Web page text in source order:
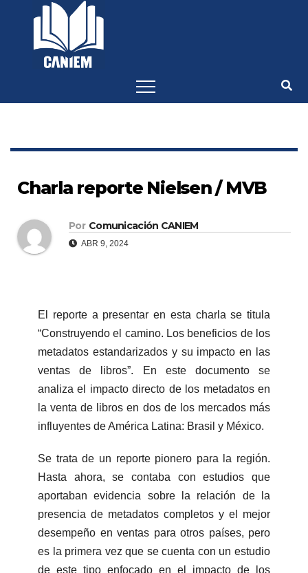
Charla reporte Nielsen / MVB
Por Comunicación CANIEM
ABR 9, 2024
El reporte a presentar en esta charla se titula
“Construyendo el camino. Los beneficios de los
metadatos estandarizados y su impacto en las
ventas de libros”. En este documento se
analiza el impacto directo de los metadatos en
la venta de libros en dos de los mercados más
influyentes de América Latina: Brasil y México.
Se trata de un reporte pionero para la región.
Hasta ahora, se contaba con estudios que
aportaban evidencia sobre la relación de la
presencia de metadatos completos y el mejor
desempeño en ventas para otros países, pero
es la primera vez que se cuenta con un estudio
de este tipo enfocado en el impacto de los